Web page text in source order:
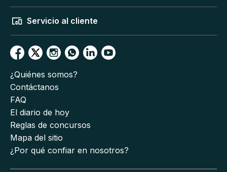
Servicio al cliente
¿Quiénes somos?
Contáctanos
FAQ
El diario de hoy
Reglas de concursos
Mapa del sitio
¿Por qué confiar en nosotros?